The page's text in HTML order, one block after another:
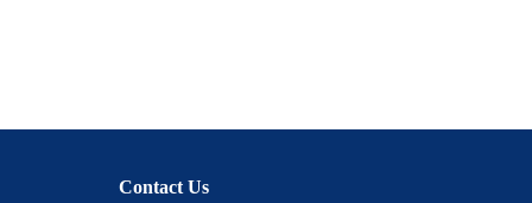
Contact Us